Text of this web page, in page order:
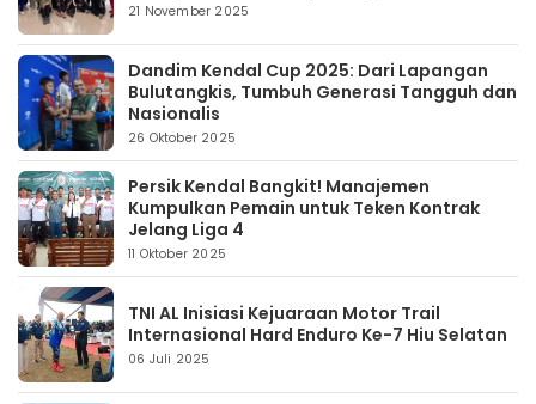
21 November 2025
Dandim Kendal Cup 2025: Dari Lapangan
Bulutangkis, Tumbuh Generasi Tangguh dan
Nasionalis
26 Oktober 2025
Persik Kendal Bangkit! Manajemen
Kumpulkan Pemain untuk Teken Kontrak
Jelang Liga 4
11 Oktober 2025
TNI AL Inisiasi Kejuaraan Motor Trail
Internasional Hard Enduro Ke-7 Hiu Selatan
06 Juli 2025